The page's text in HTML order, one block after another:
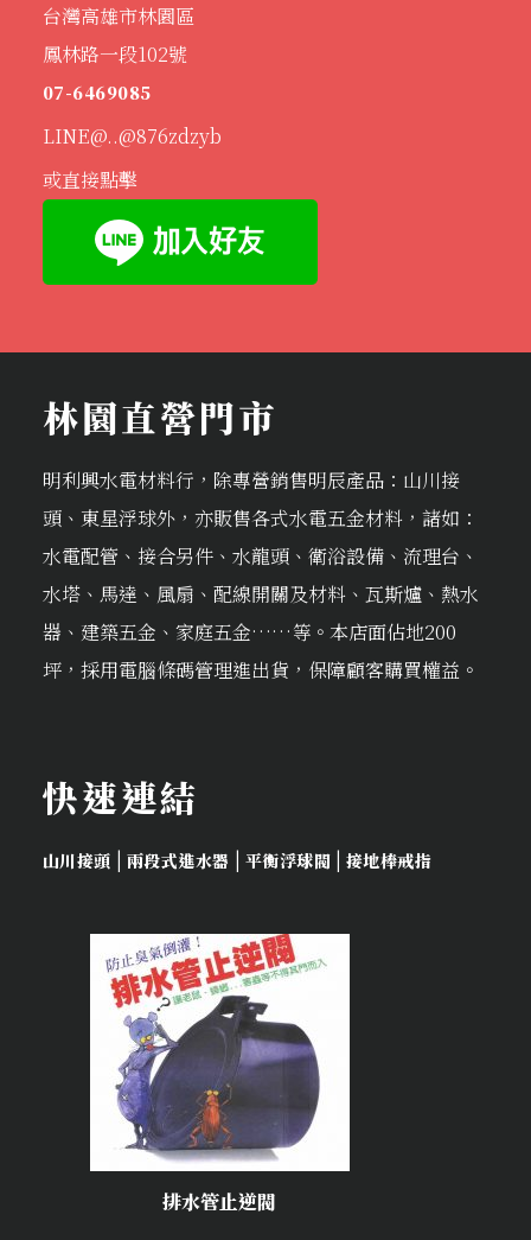
台灣高雄市林園區
鳳林路一段102號
07-6469085
LINE@..@876zdzyb
或直接點擊
林園直營門市
明利興水電材料行，除專營銷售明辰產品：山川接
頭、東星浮球外，亦販售各式水電五金材料，諸如：
水電配管、接合另件、水龍頭、衛浴設備、流理台、
水塔、馬達、風扇、配線開關及材料、瓦斯爐、熱水
器、建築五金、家庭五金……等。本店面佔地200
坪，採用電腦條碼管理進出貨，保障顧客購買權益。
快速連結
山川接頭 | 兩段式進水器 | 平衡浮球閥 | 接地棒戒指
排水管止逆閥